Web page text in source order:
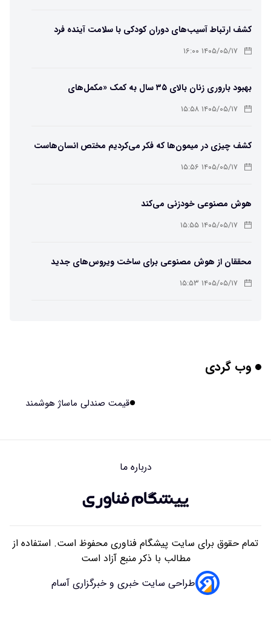
کشف ارتباط آسیب‌های دوران کودکی با سلامت آینده فرد
۱۴۰۵/۰۵/۱۷ ۱۶:۰۰
بهبود باروری زنان بالای ۳۵ سال به کمک «مکمل‌های
باکتریایی»
۱۴۰۵/۰۵/۱۷ ۱۵:۵۸
کشف چیزی در میمون‌ها که فکر می‌کردیم مختص انسان‌هاست
۱۴۰۵/۰۵/۱۷ ۱۵:۵۶
هوش مصنوعی خودزنی می‌کند
۱۴۰۵/۰۵/۱۷ ۱۵:۵۵
محققان از هوش مصنوعی برای ساخت ویروس‌های جدید
استفاده کردند
۱۴۰۵/۰۵/۱۷ ۱۵:۵۳
مریخ‌نورد ناسا به ماه فرستاده می‌شود
آیا میوه و عسل به بزرگ‌تر شدن مغز انسان کمک کردند؟
وب گردی
قیمت صندلی ماساژ هوشمند
درباره ما
تمام حقوق برای سایت پیشگام فناوری محفوظ است. استفاده از
مطالب با ذکر منبع آزاد است
طراحی سایت خبری و خبرگزاری آسام